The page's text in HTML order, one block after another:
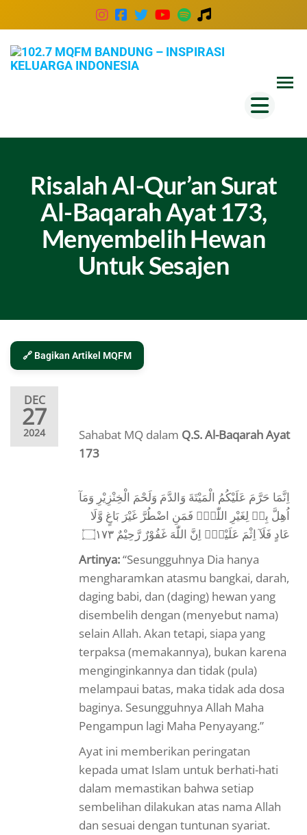
Risalah Al-Qur’an Surat
Al-Baqarah Ayat 173,
Menyembelih Hewan
Untuk Sesajen
🔗 Bagikan Artikel MQFM
DEC
27
2024 Sahabat MQ dalam Q.S. Al-Baqarah Ayat
173
اِنَّمَا حَرَّمَ عَلَيْكُمُ الْمَيْتَةَ وَالدَّمَ وَلَحْمَ الْخِنْزِيْرِ وَمَآ
اُهِلَّ بِهٖ لِغَيْرِ اللّٰهِۚ فَمَنِ اضْطُرَّ غَيْرَ بَاغٍ وَّلَا
عَادٍ فَلَآ اِثْمَ عَلَيْهِۗ اِنَّ اللّٰهَ غَفُوْرٌ رَّحِيْمٌ ۝١٧٣
Artinya:“Sesungguhnya Dia hanya
mengharamkan atasmu bangkai, darah,
daging babi, dan (daging) hewan yang
disembelih dengan (menyebut nama)
selain Allah. Akan tetapi, siapa yang
terpaksa (memakannya), bukan karena
menginginkannya dan tidak (pula)
melampaui batas, maka tidak ada dosa
baginya. Sesungguhnya Allah Maha
Pengampun lagi Maha Penyayang.”
Ayat ini memberikan peringatan
kepada umat Islam untuk berhati-hati
dalam memastikan bahwa setiap
sembelihan dilakukan atas nama Allah
dan sesuai dengan tuntunan syariat.